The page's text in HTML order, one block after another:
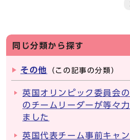
同じ分類から探す
その他 （この記事の分類）
英国オリンピック委員会
のチームリーダーが等々
ました
英国代表チーム事前キャ